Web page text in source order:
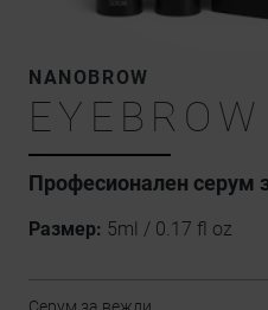
NANOBROW
Професионален серум
Размер: 5ml / 0.17 fl oz